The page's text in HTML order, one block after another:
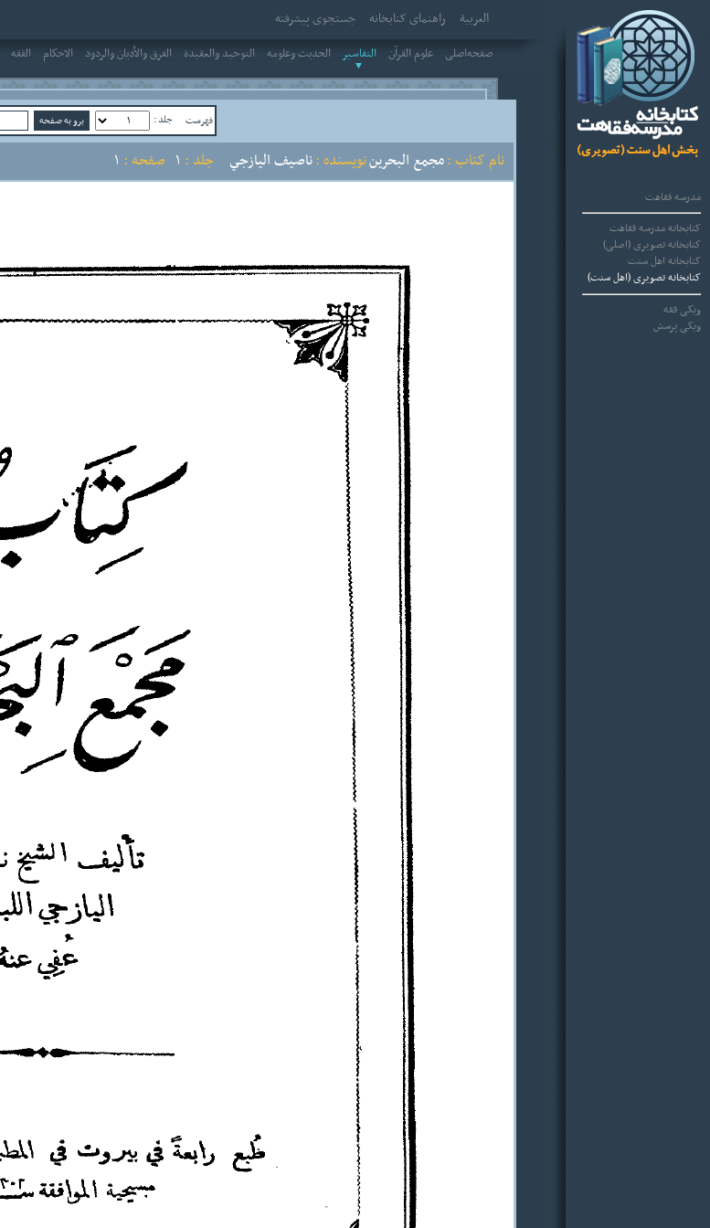
مدرسه فقاهت
کتابخانه مدرسه فقاهت
کتابخانه تصویری (اصلی)
کتابخانه اهل سنت
کتابخانه تصویری (اهل سنت)
ویکی فقه
ویکی پرسش
العربیة راهنمای کتابخانه
جستجوی پیشرفته
صفحه‌اصلی علوم القرآن التفاسير الحديث وعلومه التوحيد والعقيدة الفرق والأديان والردود الاحکام الفقه
فهرست جلد :
نام کتاب :مجمع البحريننویسنده :ناصيف اليازجي جلد : صفحه :